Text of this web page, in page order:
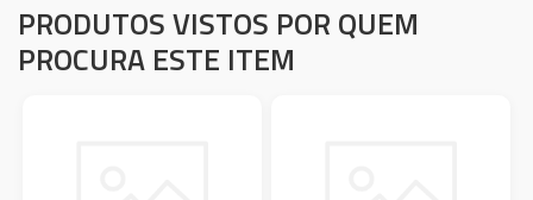
PRODUTOS VISTOS POR QUEM
PROCURA ESTE ITEM